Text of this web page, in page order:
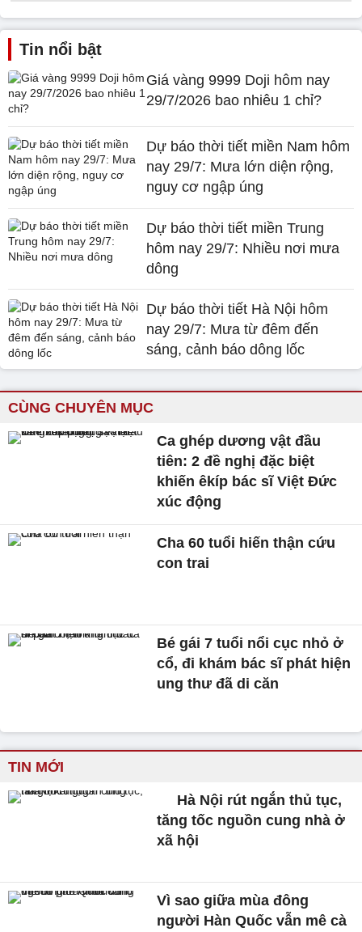
Tin nổi bật
Giá vàng 9999 Doji hôm nay
29/7/2026 bao nhiêu 1 chỉ?
Dự báo thời tiết miền Nam hôm
nay 29/7: Mưa lớn diện rộng,
nguy cơ ngập úng
Dự báo thời tiết miền Trung
hôm nay 29/7: Nhiều nơi mưa
dông
Dự báo thời tiết Hà Nội hôm
nay 29/7: Mưa từ đêm đến
sáng, cảnh báo dông lốc
CÙNG CHUYÊN MỤC
Ca ghép dương vật đầu
tiên: 2 đề nghị đặc biệt
khiến êkíp bác sĩ Việt Đức
xúc động
Cha 60 tuổi hiến thận cứu
con trai
Bé gái 7 tuổi nổi cục nhỏ ở
cổ, đi khám bác sĩ phát hiện
ung thư đã di căn
TIN MỚI
Hà Nội rút ngắn thủ tục,
tăng tốc nguồn cung nhà ở
xã hội
Vì sao giữa mùa đông
người Hàn Quốc vẫn mê cà